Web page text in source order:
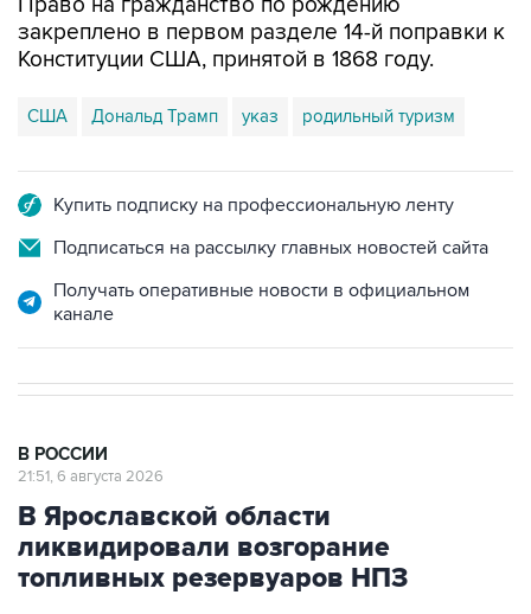
закреплено в первом разделе 14-й поправки к
Конституции США, принятой в 1868 году.
США Дональд Трамп указ родильный туризм
Купить подписку на профессиональную ленту
Подписаться на рассылку главных новостей сайта
Получать оперативные новости в официальном
канале
В РОССИИ
21:51, 6 августа 2026
В Ярославской области
ликвидировали возгорание
топливных резервуаров НПЗ